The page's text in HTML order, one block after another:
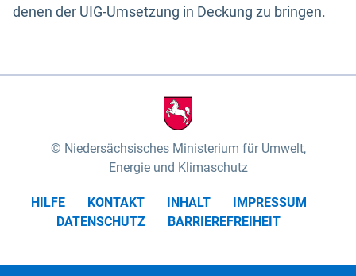
denen der UIG-Umsetzung in Deckung zu bringen.
Niedersächsisches Ministerium für Umwelt,
Energie und Klimaschutz
HILFE KONTAKT INHALT
IMPRESSUM
DATENSCHUTZ
BARRIEREFREIHEIT